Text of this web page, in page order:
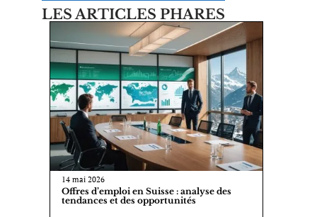
LES ARTICLES PHARES
14 mai 2026
Offres d’emploi en Suisse : analyse des
tendances et des opportunités